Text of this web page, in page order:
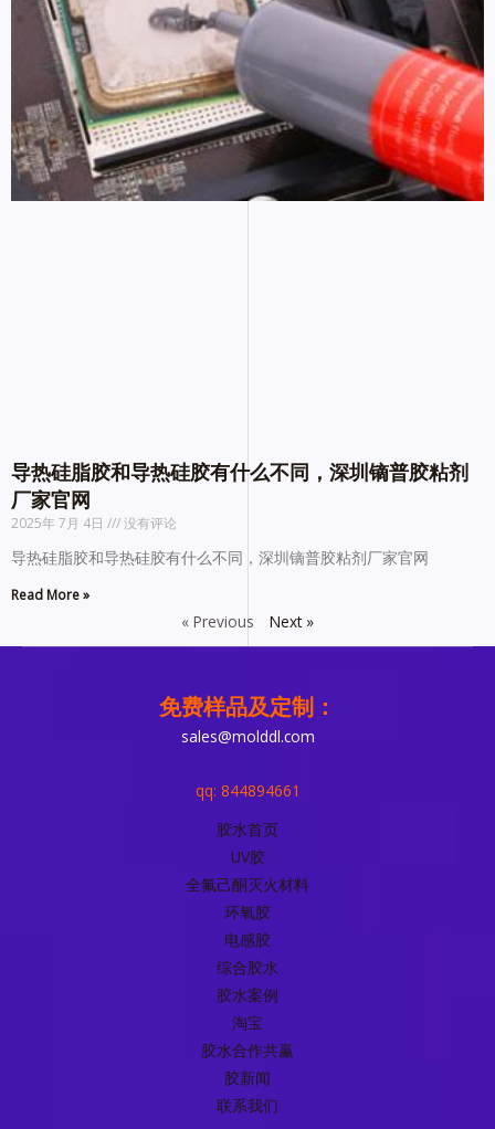
导热硅脂胶和导热硅胶有什么不同，深圳镝普胶粘剂
厂家官网
2025年 7月 4日 没有评论
导热硅脂胶和导热硅胶有什么不同，深圳镝普胶粘剂厂家官网
Read More »
« Previous Next »
免费样品及定制：
sales@molddl.com
qq: 844894661
胶水首页
UV胶
全氟己酮灭火材料
环氧胶
电感胶
综合胶水
胶水案例
淘宝
胶水合作共赢
胶新闻
联系我们